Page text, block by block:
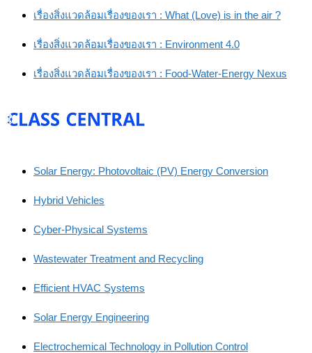
เรื่องสิ่งแวดล้อมเรื่องของเรา : What (Love) is in the air ?
เรื่องสิ่งแวดล้อมเรื่องของเรา : Environment 4.0
เรื่องสิ่งแวดล้อมเรื่องของเรา : Food-Water-Energy Nexus
Solar Energy: Photovoltaic (PV) Energy Conversion
Hybrid Vehicles
Cyber-Physical Systems
Wastewater Treatment and Recycling
Efficient HVAC Systems
Solar Energy Engineering
Electrochemical Technology in Pollution Control